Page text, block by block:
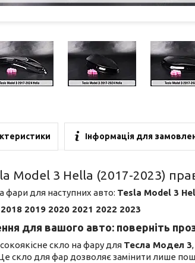
Інформація для
Model 3 Hella (2017-2023)
фари для наступних авто: Tesla Model 3
2019 2020 2021 2022 2023
для вашого авто: поверніть
скло на фару для Тесла Модел 3
Це скло для фар дозволяє замінити лише